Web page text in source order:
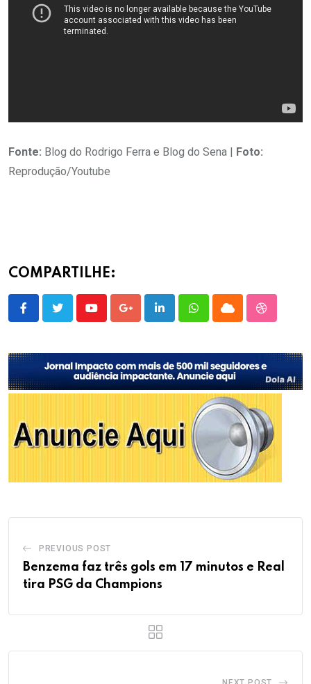
Fonte: Blog do Rodrigo Ferra e Blog do Sena |
Foto:
Reprodução/Youtube
COMPARTILHE:
YoutubeGoogle+LinkedInWhatsappCloud
PREVIOUS POST
Benzema faz três gols em 17 minutos e Real
tira PSG da Champions